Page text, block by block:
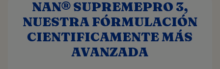
NAN® SUPREMEPRO 3,
NUESTRA FÓRMULACIÓN
CIENTIFICAMENTE MÁS
AVANZADA